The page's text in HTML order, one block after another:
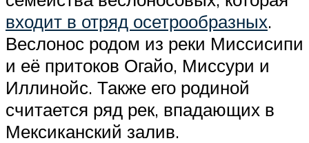
входит в отряд осетрообразных.
Веслонос родом из реки Миссисипи
и её притоков Огайо, Миссури и
Иллинойс. Также его родиной
считается ряд рек, впадающих в
Мексиканский залив.